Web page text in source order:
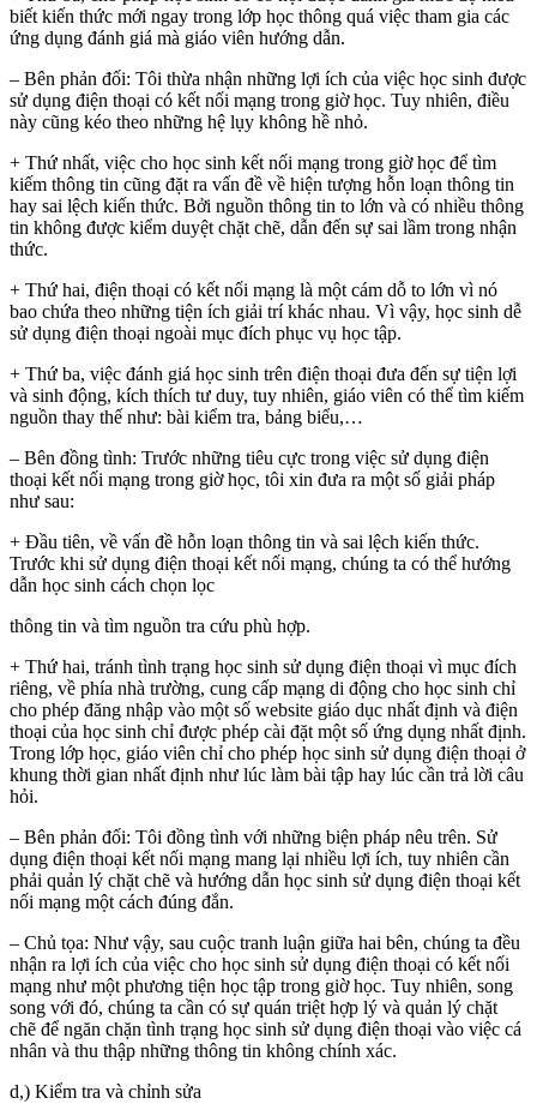
biết kiến thức mới ngay trong lớp học thông quá việc tham gia các
ứng dụng đánh giá mà giáo viên hướng dẫn.
– Bên phản đối: Tôi thừa nhận những lợi ích của việc học sinh được
sử dụng điện thoại có kết nối mạng trong giờ học. Tuy nhiên, điều
này cũng kéo theo những hệ lụy không hề nhỏ.
+ Thứ nhất, việc cho học sinh kết nối mạng trong giờ học để tìm
kiếm thông tin cũng đặt ra vấn đề về hiện tượng hỗn loạn thông tin
hay sai lệch kiến thức. Bởi nguồn thông tin to lớn và có nhiều thông
tin không được kiểm duyệt chặt chẽ, dẫn đến sự sai lầm trong nhận
thức.
+ Thứ hai, điện thoại có kết nối mạng là một cám dỗ to lớn vì nó
bao chứa theo những tiện ích giải trí khác nhau. Vì vậy, học sinh dễ
sử dụng điện thoại ngoài mục đích phục vụ học tập.
+ Thứ ba, việc đánh giá học sinh trên điện thoại đưa đến sự tiện lợi
và sinh động, kích thích tư duy, tuy nhiên, giáo viên có thể tìm kiếm
nguồn thay thế như: bài kiểm tra, bảng biểu,…
– Bên đồng tình: Trước những tiêu cực trong việc sử dụng điện
thoại kết nối mạng trong giờ học, tôi xin đưa ra một số giải pháp
như sau:
+ Đầu tiên, về vấn đề hỗn loạn thông tin và sai lệch kiến thức.
Trước khi sử dụng điện thoại kết nối mạng, chúng ta có thể hướng
dẫn học sinh cách chọn lọc
thông tin và tìm nguồn tra cứu phù hợp.
+ Thứ hai, tránh tình trạng học sinh sử dụng điện thoại vì mục đích
riêng, về phía nhà trường, cung cấp mạng di động cho học sinh chỉ
cho phép đăng nhập vào một số website giáo dục nhất định và điện
thoại của học sinh chỉ được phép cài đặt một số ứng dụng nhất định.
Trong lớp học, giáo viên chỉ cho phép học sinh sử dụng điện thoại ở
khung thời gian nhất định như lúc làm bài tập hay lúc cần trả lời câu
hỏi.
– Bên phản đối: Tôi đồng tình với những biện pháp nêu trên. Sử
dụng điện thoại kết nối mạng mang lại nhiều lợi ích, tuy nhiên cần
phải quản lý chặt chẽ và hướng dẫn học sinh sử dụng điện thoại kết
nối mạng một cách đúng đắn.
– Chủ tọa: Như vậy, sau cuộc tranh luận giữa hai bên, chúng ta đều
nhận ra lợi ích của việc cho học sinh sử dụng điện thoại có kết nối
mạng như một phương tiện học tập trong giờ học. Tuy nhiên, song
song với đó, chúng ta cần có sự quán triệt hợp lý và quản lý chặt
chẽ để ngăn chặn tình trạng học sinh sử dụng điện thoại vào việc cá
nhân và thu thập những thông tin không chính xác.
d,) Kiểm tra và chỉnh sửa